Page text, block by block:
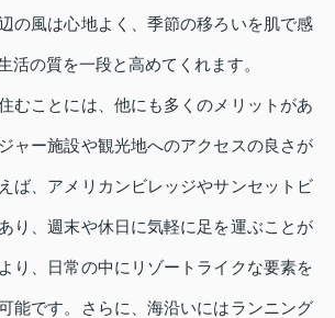
の風は心地よく、季節の移ろいを肌で感
活の質を一段と高めてくれます。
むことには、他にも多くのメリットがあ
ャー施設や観光地へのアクセスの良さが
ば、アメリカンビレッジやサンセットビ
り、週末や休日に気軽に足を運ぶことが
り、日常の中にリゾートライクな要素を
能です。さらに、海沿いにはランニング